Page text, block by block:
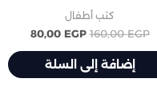
كتب أطفال
160,00EGP
80,00 EGP
إضافة إلى السلة